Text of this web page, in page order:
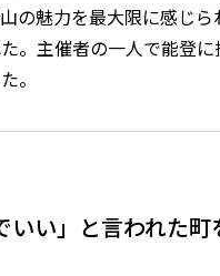
の魅力を最大限に感じ
。主催者の一人で能登
。
いい」と言われた町